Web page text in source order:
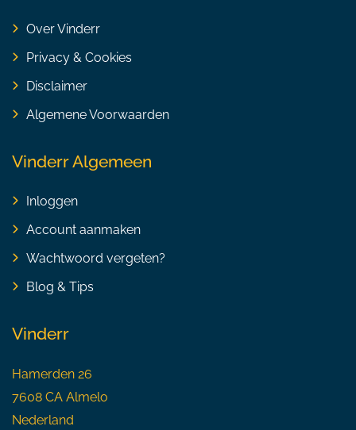
Over Vinderr
Privacy & Cookies
Disclaimer
Algemene Voorwaarden
Vinderr Algemeen
Inloggen
Account aanmaken
Wachtwoord vergeten?
Blog & Tips
Vinderr
Hamerden 26
7608 CA Almelo
Nederland